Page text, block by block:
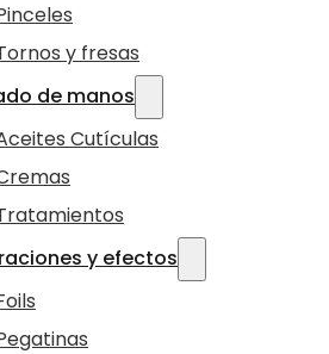
y fresas
de manos
Cutículas
y efectos